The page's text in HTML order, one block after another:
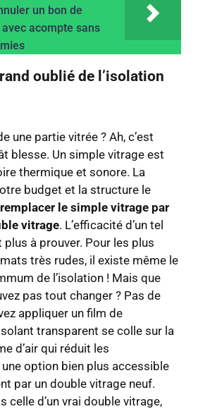
un bon de
acompte sans
oublié de l’isolation
une partie vitrée ? Ah, c’est
blesse. Un simple vitrage est
thermique et sonore. La
budget et la structure le
remplacer le simple vitrage par
vitrage. L’efficacité d’un tel
plus à prouver. Pour les plus
très rudes, il existe même le
de l’isolation ! Mais que
pas tout changer ? Pas de
appliquer un film de
transparent se colle sur la
d’air qui réduit les
option bien plus accessible
par un double vitrage neuf.
celle d’un vrai double vitrage,